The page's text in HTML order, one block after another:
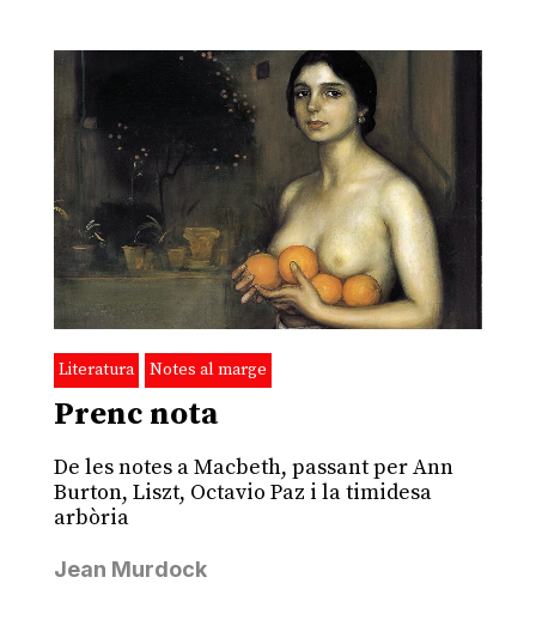
Literatura Notes al marge
Prenc nota
De les notes a Macbeth, passant per Ann
Burton, Liszt, Octavio Paz i la timidesa
arbòria
Jean Murdock